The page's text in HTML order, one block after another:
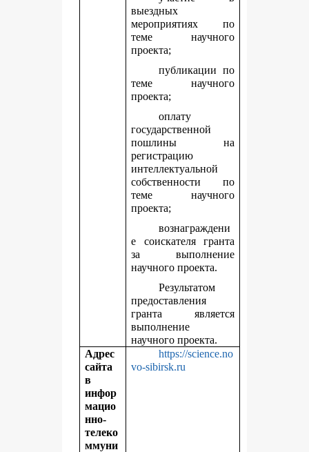
выездных
мероприятиях по
теме научного
проекта;
публикации по
теме научного
проекта;
оплату
государственной
пошлины на
регистрацию
интеллектуальной
собственности по
теме научного
проекта;
вознаграждени
е соискателя гранта
за выполнение
научного проекта.
Результатом
предоставления
гранта является
выполнение
научного проекта.
Адрес
сайта
в
инфор
мацио
нно-
телеко
ммуни
https://science.no
vo-sibirsk.ru